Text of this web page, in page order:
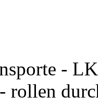
-
rollen